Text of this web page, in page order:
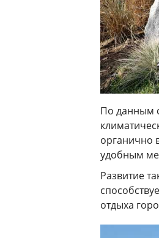
По данным
органично
удобным
Развитие
отдыха